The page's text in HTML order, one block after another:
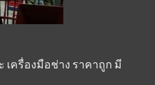
ครื่องมือช่าง ราคาถูก มี